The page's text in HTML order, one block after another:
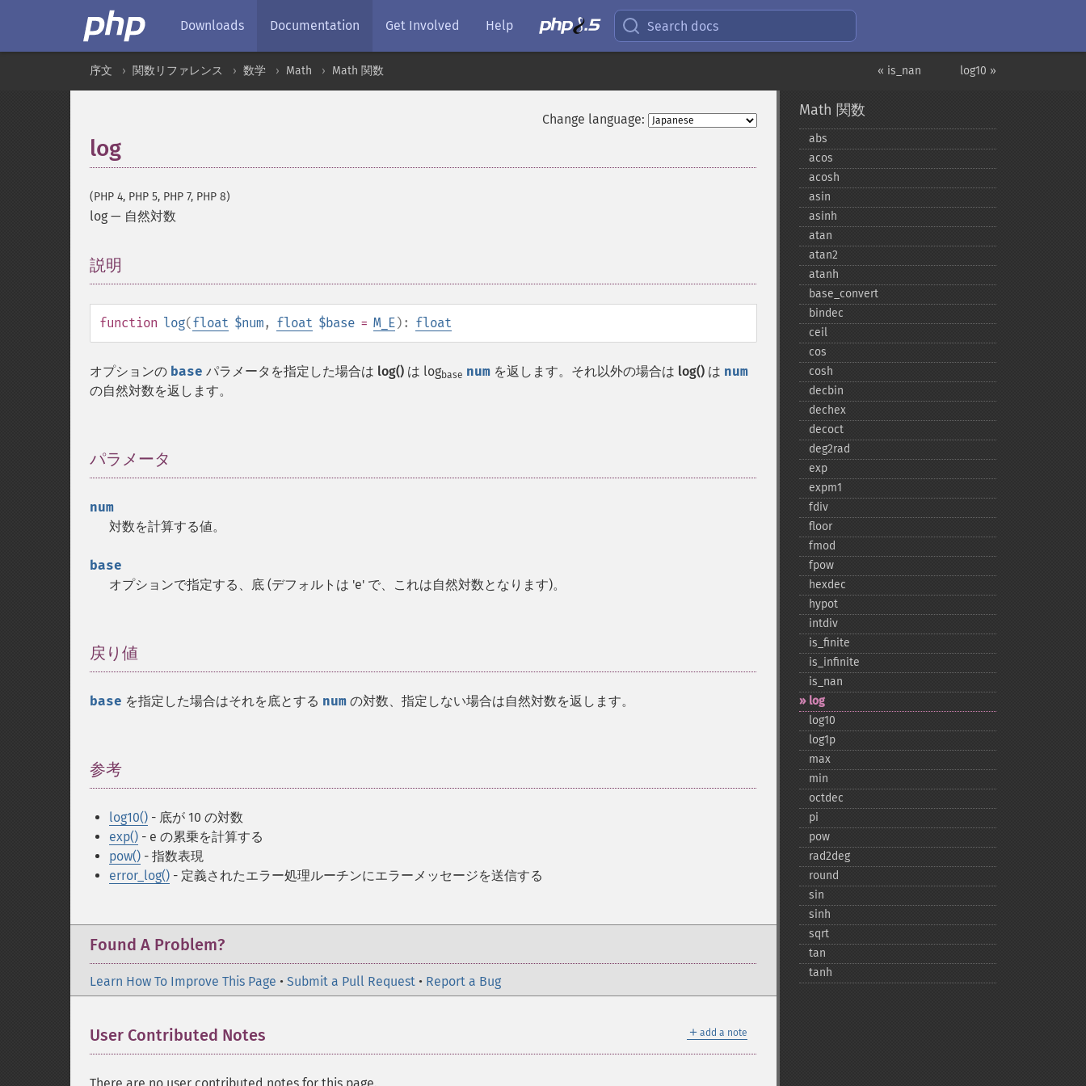
Downloads Documentation Get Involved Help Search docs
log10 »
« is_nan
序文 関数リファレンス 数学 Math Math 関数
Change language:
log
(PHP 4, PHP 5, PHP 7, PHP 8)
log — 自然対数
説明
function log(float $num, float $base = M_E): float
オプションの base パラメータを指定した場合は log() は logbase num を返します。それ以外の場合は log() は num
の自然対数を返します。
パラメータ
num
対数を計算する値。
base
オプションで指定する、底 (デフォルトは 'e' で、これは自然対数となります)。
戻り値
base を指定した場合はそれを底とする num の対数、指定しない場合は自然対数を返します。
参考
log10() - 底が 10 の対数
exp() - e の累乗を計算する
pow() - 指数表現
error_log() - 定義されたエラー処理ルーチンにエラーメッセージを送信する
Found A Problem?
Learn How To Improve This Page • Submit a Pull Request • Report a Bug
＋ add a note
User Contributed Notes
Math 関数
abs
acos
acosh
asin
asinh
atan
atan2
atanh
base_​convert
bindec
ceil
cos
cosh
decbin
dechex
decoct
deg2rad
exp
expm1
fdiv
floor
fmod
fpow
hexdec
hypot
intdiv
is_​finite
is_​infinite
is_​nan
log
log10
log1p
max
min
octdec
pi
pow
rad2deg
round
sin
sinh
sqrt
tan
tanh